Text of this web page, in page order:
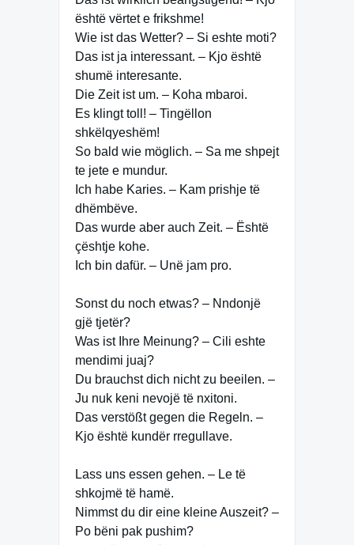
është vërtet e frikshme!
Wie ist das Wetter? – Si eshte moti?
Das ist ja interessant. – Kjo është
shumë interesante.
Die Zeit ist um. – Koha mbaroi.
Es klingt toll! – Tingëllon
shkëlqyeshëm!
So bald wie möglich. – Sa me shpejt
te jete e mundur.
Ich habe Karies. – Kam prishje të
dhëmbëve.
Das wurde aber auch Zeit. – Është
çështje kohe.
Ich bin dafür. – Unë jam pro.
Sonst du noch etwas? – Nndonjë
gjë tjetër?
Was ist Ihre Meinung? – Cili eshte
mendimi juaj?
Du brauchst dich nicht zu beeilen. –
Ju nuk keni nevojë të nxitoni.
Das verstößt gegen die Regeln. –
Kjo është kundër rregullave.
Lass uns essen gehen. – Le të
shkojmë të hamë.
Nimmst du dir eine kleine Auszeit? –
Po bëni pak pushim?